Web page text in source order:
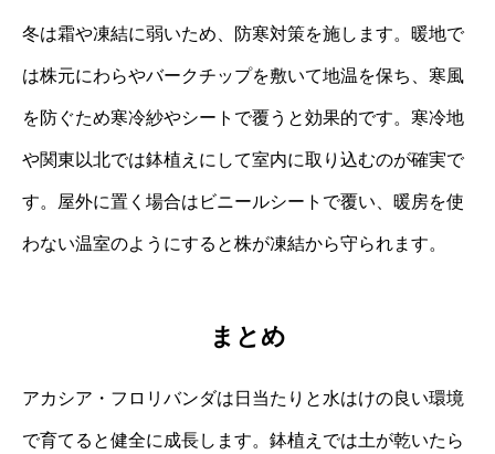
冬は霜や凍結に弱いため、防寒対策を施します。暖地で
は株元にわらやバークチップを敷いて地温を保ち、寒風
を防ぐため寒冷紗やシートで覆うと効果的です。寒冷地
や関東以北では鉢植えにして室内に取り込むのが確実で
す。屋外に置く場合はビニールシートで覆い、暖房を使
わない温室のようにすると株が凍結から守られます。
まとめ
アカシア・フロリバンダは日当たりと水はけの良い環境
で育てると健全に成長します。鉢植えでは土が乾いたら